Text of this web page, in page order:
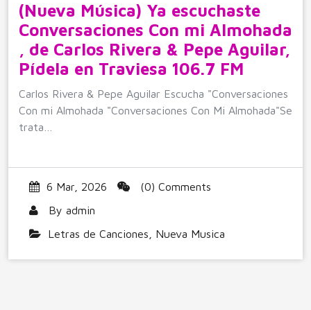
(Nueva Música) Ya escuchaste
Conversaciones Con mi Almohada
, de Carlos Rivera & Pepe Aguilar,
Pídela en Traviesa 106.7 FM
Carlos Rivera & Pepe Aguilar Escucha "Conversaciones
Con mi Almohada "Conversaciones Con Mi Almohada"Se
trata…
6 Mar, 2026
(0) Comments
By admin
Letras de Canciones
Nueva Musica